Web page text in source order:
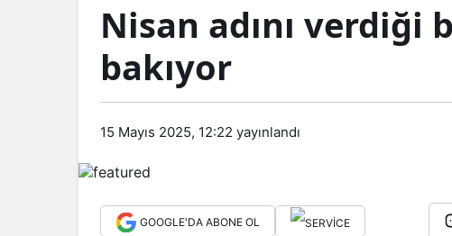
Nisan adını verdiği
bakıyor
15 Mayıs 2025, 12:22 yayınlandı
GOOGLE'DA ABONE OL